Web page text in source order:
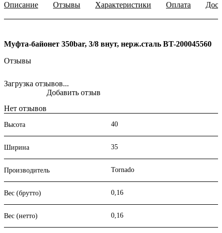
Описание Отзывы Характеристики Оплата
Муфта-байонет 350bar, 3/8 внут, нерж.сталь BT-200045560
Отзывы
Загрузка отзывов...
Нет отзывов
Добавить отзыв
Высота 40
Ширина 35
Производитель Tornado
Вес (брутто) 0,16
Вес (нетто) 0,16